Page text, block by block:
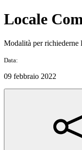
Locale
Modalità per richiederne
Data:
09 febbraio 2022